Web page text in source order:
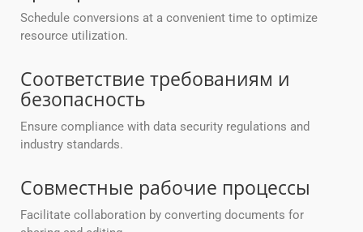
Schedule conversions at a convenient time to optimize
resource utilization.
Соответствие требованиям и
безопасность
Ensure compliance with data security regulations and
industry standards.
Совместные рабочие процессы
Facilitate collaboration by converting documents for